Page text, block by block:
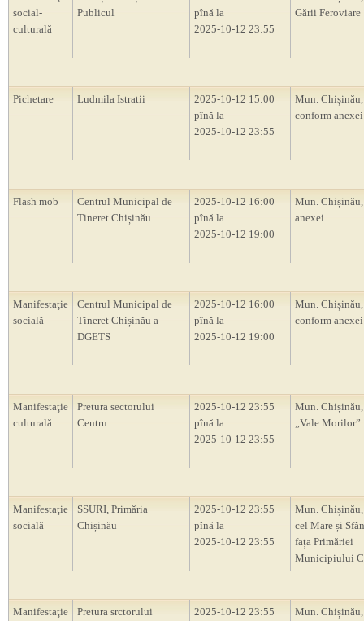
social-
culturală
Publicul
pînă la
2025-10-12 23:55
Gării Feroviare
Pichetare Ludmila Istratii
2025-10-12 15:00
pînă la
2025-10-12 23:55
Mun.
conform anexei
Flash mob
Centrul Municipal de
Tineret Chișinău
2025-10-12 16:00
pînă la
2025-10-12 19:00
Mun.
anexei
Manifestaţie
socială
Centrul Municipal de
Tineret Chișinău a
DGETS
2025-10-12 16:00
pînă la
2025-10-12 19:00
Mun.
conform anexei
Manifestaţie
culturală
Pretura sectorului
Centru
2025-10-12 23:55
pînă la
2025-10-12 23:55
Mun.
„Vale Morilor”
Manifestaţie
socială
SSURI, Primăria
Chișinău
2025-10-12 23:55
pînă la
2025-10-12 23:55
Mun.
cel Mare și
fața Primăriei
Municipiului
Manifestaţie
Pretura srctorului
2025-10-12 23:55
Mun.